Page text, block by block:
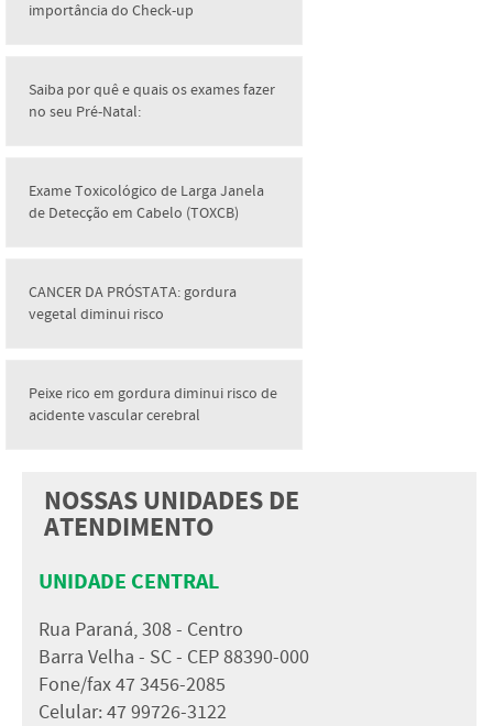
importância do Check-up
Saiba por quê e quais os exames fazer
no seu Pré-Natal:
Exame Toxicológico de Larga Janela
de Detecção em Cabelo (TOXCB)
CANCER DA PRÓSTATA: gordura
vegetal diminui risco
Peixe rico em gordura diminui risco de
acidente vascular cerebral
NOSSAS UNIDADES DE
ATENDIMENTO
UNIDADE CENTRAL
Rua Paraná, 308 - Centro
Barra Velha - SC - CEP 88390-000
Fone/fax 47 3456-2085
Celular: 47 99726-3122